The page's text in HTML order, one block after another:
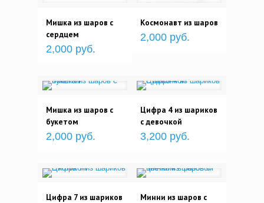
Мишка из шаров с
сердцем
2,000 руб.
Космонавт из шаров
2,000 руб.
Мишка из шаров с
букетом
2,000 руб.
Цифра 4 из шариков
с девочкой
3,200 руб.
Цифра 7 из шариков
Минни из шаров с